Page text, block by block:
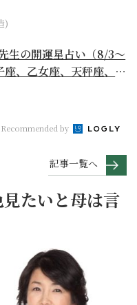
)
生の開運星占い（8/3～
、乙女座、天秤座、蠍
Recommended by
記事一覧へ
たいと母は言